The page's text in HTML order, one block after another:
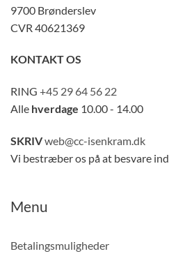
9700 Brønderslev
CVR 40621369
KONTAKT OS
RING +45 29 64 56 22
Alle hverdage 10.00 - 14.00
SKRIVweb@cc-isenkram.dk
Vi bestræber os på at besvare
Menu
Betalingsmuligheder